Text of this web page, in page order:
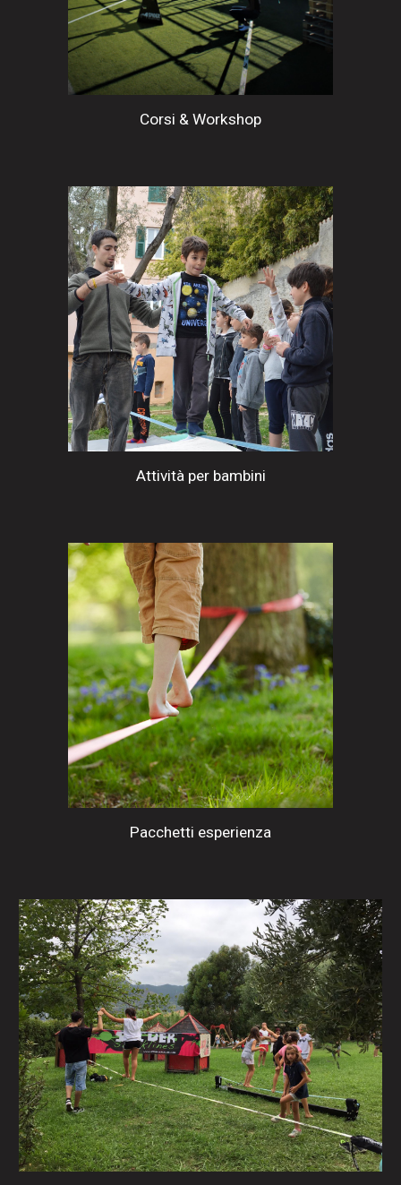
Corsi & Workshop
Attività per bambini
Pacchetti esperienza